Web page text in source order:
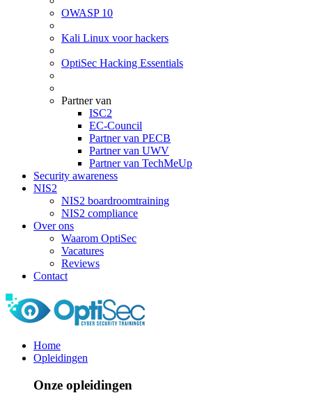
OWASP 10
Kali Linux voor hackers
OptiSec Hacking Essentials
Partner van
ISC2
EC-Council
Partner van PECB
Partner van UWV
Partner van TechMeUp
Security awareness
NIS2
NIS2 boardroomtraining
NIS2 compliance
Over ons
Waarom OptiSec
Vacatures
Reviews
Contact
Home
Opleidingen
Onze opleidingen